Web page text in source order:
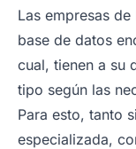
Las empresas
base de datos
cual, tienen a su
tipo según las
Para esto, tanto
especializada,